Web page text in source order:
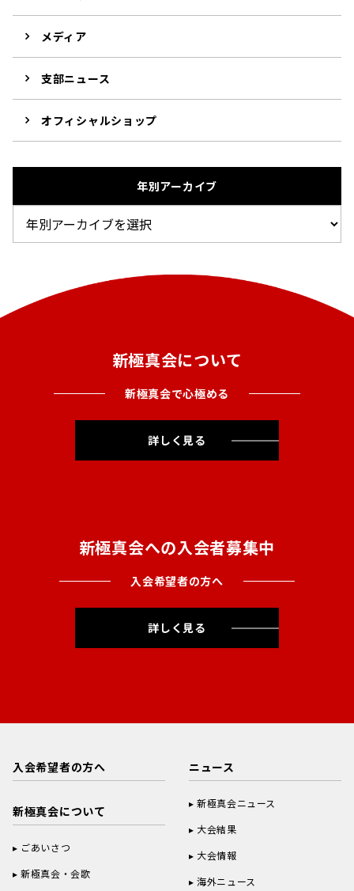
メディア
支部ニュース
オフィシャルショップ
年別アーカイブ
新極真会について
新極真会で心極める
詳しく見る
新極真会への入会者募集中
入会希望者の方へ
詳しく見る
入会希望者の方へ
新極真会について
ごあいさつ
新極真会・会歌
ニュース
新極真会ニュース
大会結果
大会情報
海外ニュース